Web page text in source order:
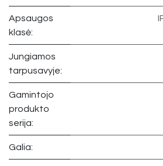
Apsaugos
klasė:
Jungiamos
tarpusavyje:
Gamintojo
produkto
serija:
Galia: